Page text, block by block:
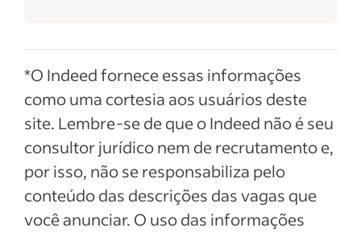
*O Indeed fornece essas informações
como uma cortesia aos usuários deste
site. Lembre-se de que o Indeed não é seu
consultor jurídico nem de recrutamento e,
por isso, não se responsabiliza pelo
conteúdo das descrições das vagas que
você anunciar. O uso das informações